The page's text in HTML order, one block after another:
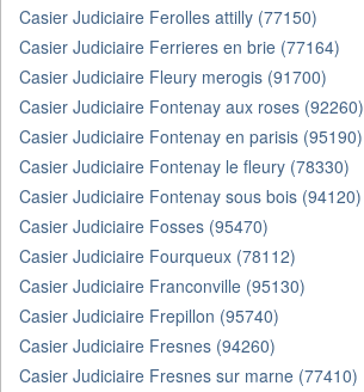
Casier Judiciaire Ferolles attilly (77150)
Casier Judiciaire Ferrieres en brie (77164)
Casier Judiciaire Fleury merogis (91700)
Casier Judiciaire Fontenay aux roses (92260)
Casier Judiciaire Fontenay en parisis (95190)
Casier Judiciaire Fontenay le fleury (78330)
Casier Judiciaire Fontenay sous bois (94120)
Casier Judiciaire Fosses (95470)
Casier Judiciaire Fourqueux (78112)
Casier Judiciaire Franconville (95130)
Casier Judiciaire Frepillon (95740)
Casier Judiciaire Fresnes (94260)
Casier Judiciaire Fresnes sur marne (77410)